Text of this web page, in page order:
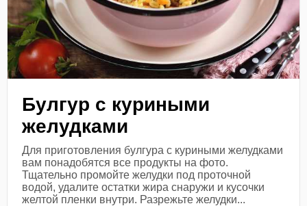
Булгур с куриными
желудками
Для приготовления булгура с куриными желудками
вам понадобятся все продукты на фото.
Тщательно промойте желудки под проточной
водой, удалите остатки жира снаружи и кусочки
желтой пленки внутри. Разрежьте желудки...